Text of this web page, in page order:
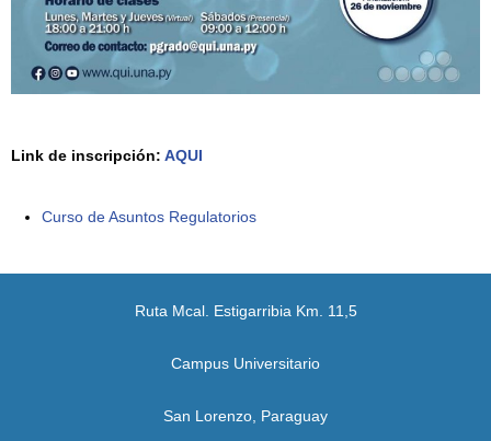
Link de inscripción: AQUI
Curso de Asuntos Regulatorios
Ruta Mcal. Estigarribia Km. 11,5
Campus Universitario
San Lorenzo, Paraguay